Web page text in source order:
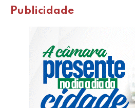
Publicidade